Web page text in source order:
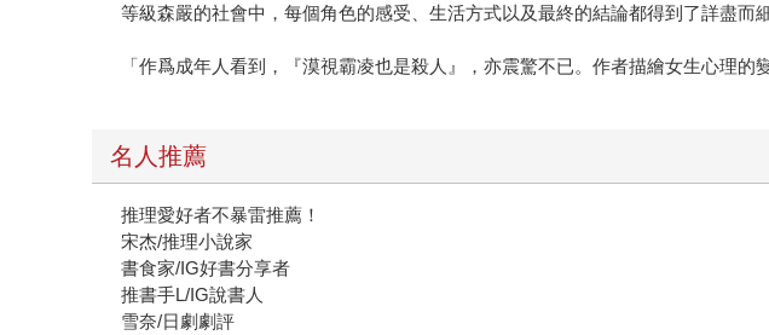
等級森嚴的社會中，每個角色的感受、生活方式以及最終的結論都得到了詳盡而
「作爲成年人看到，『漠視霸凌也是殺人』，亦震驚不已。作者描繪女生心理
名人推薦
推理愛好者不暴雷推薦！
宋杰/推理小說家
書食家/IG好書分享者
推書手L/IG說書人
雪奈/日劇劇評